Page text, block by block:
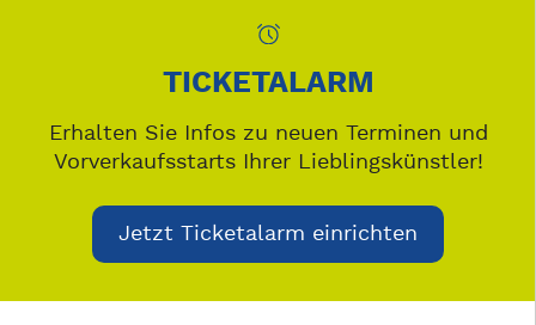
TICKETALARM
Erhalten Sie Infos zu neuen Terminen und
Vorverkaufsstarts Ihrer Lieblingskünstler!
Jetzt Ticketalarm einrichten